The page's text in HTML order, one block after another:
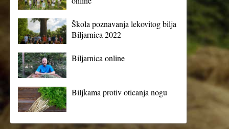
Škola poznavanja lekovitog bilja
Biljarnica 2022
Biljarnica online
Biljkama protiv oticanja nogu